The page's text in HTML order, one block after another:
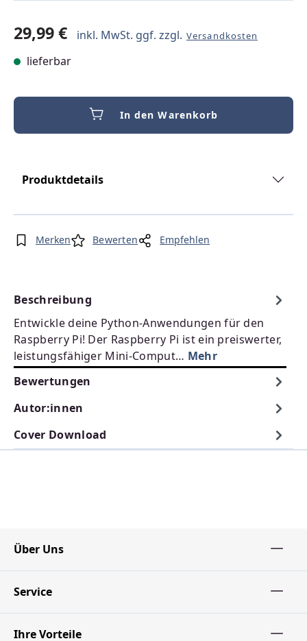
29,99 € inkl. MwSt. ggf. zzgl. Versandkosten
lieferbar
In den Warenkorb
Produktdetails
Merken Bewerten Empfehlen
Beschreibung
Entwickle deine Python-Anwendungen für den
Raspberry Pi! Der Raspberry Pi ist ein preiswerter,
leistungsfähiger Mini-Comput… Mehr
Bewertungen
Autor:innen
Cover Download
Über Uns
Service
Ihre Vorteile